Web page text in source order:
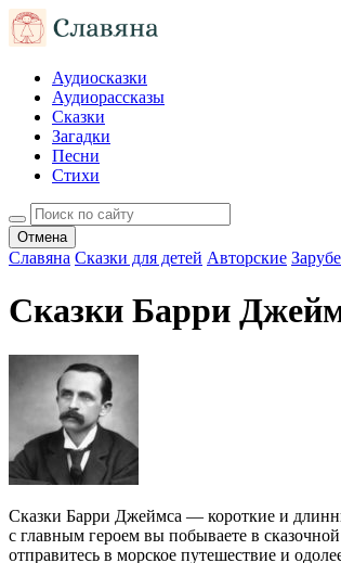
Аудиосказки
Аудиорассказы
Сказки
Загадки
Песни
Стихи
Отмена
Славяна Сказки для детей Авторские
Сказки Барри
Сказки Барри Джеймса — короткие и
с главным героем вы побываете в
отправитесь в морское путешествие и